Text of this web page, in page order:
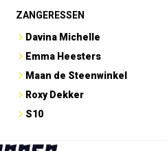
ZANGERESSEN
Davina Michelle
Emma Heesters
Maan de Steenwinkel
Roxy Dekker
S10